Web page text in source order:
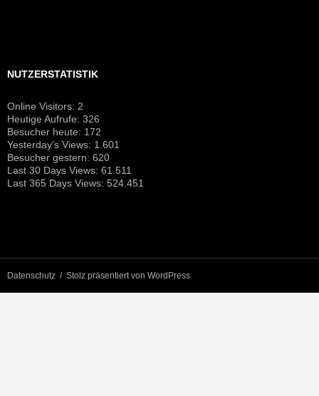
NUTZERSTATISTIK
Online Visitors: 2
Heutige Aufrufe: 326
Besucher heute: 172
Yesterday's Views: 1.601
Besucher gestern: 620
Last 30 Days Views: 61.511
Last 365 Days Views: 524.451
Datenschutz Stolz präsentiert von WordPress